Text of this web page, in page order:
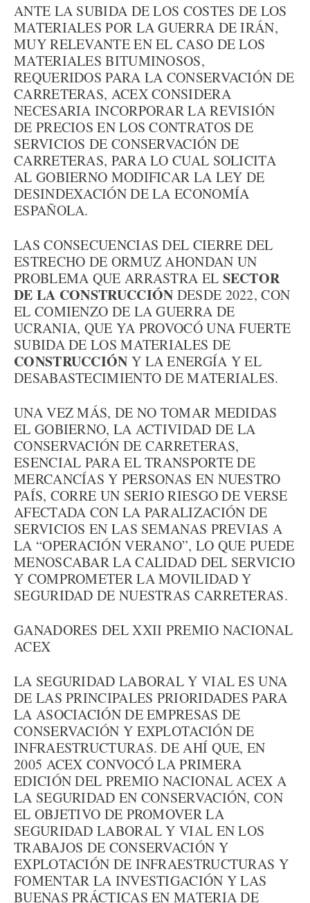
ANTE LA SUBIDA DE LOS COSTES DE LOS
MATERIALES POR LA GUERRA DE IRÁN,
MUY RELEVANTE EN EL CASO DE LOS
MATERIALES BITUMINOSOS,
REQUERIDOS PARA LA CONSERVACIÓN DE
CARRETERAS, ACEX CONSIDERA
NECESARIA INCORPORAR LA REVISIÓN
DE PRECIOS EN LOS CONTRATOS DE
SERVICIOS DE CONSERVACIÓN DE
CARRETERAS, PARA LO CUAL SOLICITA
AL GOBIERNO MODIFICAR LA LEY DE
DESINDEXACIÓN DE LA ECONOMÍA
ESPAÑOLA.
LAS CONSECUENCIAS DEL CIERRE DEL
ESTRECHO DE ORMUZ AHONDAN UN
PROBLEMA QUE ARRASTRA EL SECTOR
DE LA CONSTRUCCIÓN DESDE 2022, CON
EL COMIENZO DE LA GUERRA DE
UCRANIA, QUE YA PROVOCÓ UNA FUERTE
SUBIDA DE LOS MATERIALES DE
CONSTRUCCIÓN Y LA ENERGÍA Y EL
DESABASTECIMIENTO DE MATERIALES.
UNA VEZ MÁS, DE NO TOMAR MEDIDAS
EL GOBIERNO, LA ACTIVIDAD DE LA
CONSERVACIÓN DE CARRETERAS,
ESENCIAL PARA EL TRANSPORTE DE
MERCANCÍAS Y PERSONAS EN NUESTRO
PAÍS, CORRE UN SERIO RIESGO DE VERSE
AFECTADA CON LA PARALIZACIÓN DE
SERVICIOS EN LAS SEMANAS PREVIAS A
LA “OPERACIÓN VERANO”, LO QUE PUEDE
MENOSCABAR LA CALIDAD DEL SERVICIO
Y COMPROMETER LA MOVILIDAD Y
SEGURIDAD DE NUESTRAS CARRETERAS.
GANADORES DEL XXII PREMIO NACIONAL
ACEX
LA SEGURIDAD LABORAL Y VIAL ES UNA
DE LAS PRINCIPALES PRIORIDADES PARA
LA ASOCIACIÓN DE EMPRESAS DE
CONSERVACIÓN Y EXPLOTACIÓN DE
INFRAESTRUCTURAS. DE AHÍ QUE, EN
2005 ACEX CONVOCÓ LA PRIMERA
EDICIÓN DEL PREMIO NACIONAL ACEX A
LA SEGURIDAD EN CONSERVACIÓN, CON
EL OBJETIVO DE PROMOVER LA
SEGURIDAD LABORAL Y VIAL EN LOS
TRABAJOS DE CONSERVACIÓN Y
EXPLOTACIÓN DE INFRAESTRUCTURAS Y
FOMENTAR LA INVESTIGACIÓN Y LAS
BUENAS PRÁCTICAS EN MATERIA DE